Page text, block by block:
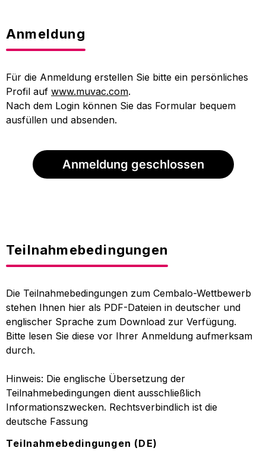
Anmeldung
Für die Anmeldung erstellen Sie bitte ein persönliches
Profil auf www.muvac.com.
Nach dem Login können Sie das Formular bequem
ausfüllen und absenden.
Anmeldung geschlossen
Teilnahmebedingungen
Die Teilnahmebedingungen zum Cembalo-Wettbewerb
stehen Ihnen hier als PDF-Dateien in deutscher und
englischer Sprache zum Download zur Verfügung.
Bitte lesen Sie diese vor Ihrer Anmeldung aufmerksam
durch.
Hinweis: Die englische Übersetzung der
Teilnahmebedingungen dient ausschließlich
Informationszwecken. Rechtsverbindlich ist die
deutsche Fassung
Teilnahmebedingungen (DE)